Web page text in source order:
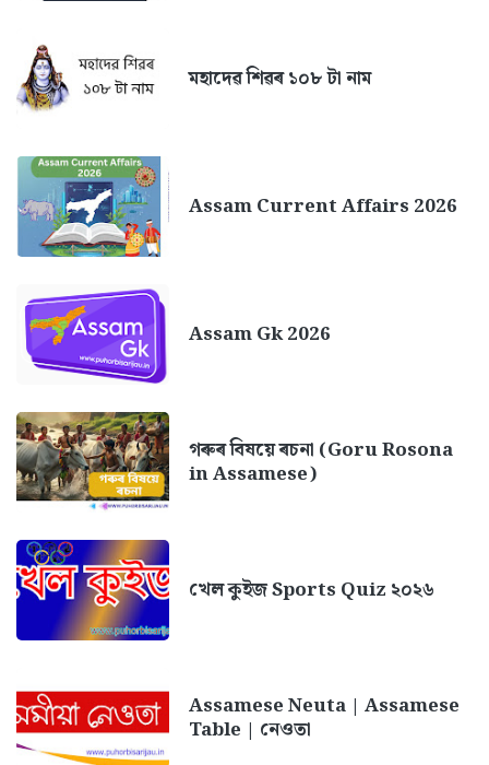
মহাদেৱ শিৱৰ ১০৮ টা নাম
Assam Current Affairs 2026
Assam Gk 2026
গৰুৰ বিষয়ে ৰচনা (Goru Rosona
in Assamese)
খেল কুইজ Sports Quiz ২০২৬
Assamese Neuta | Assamese
Table | নেওতা